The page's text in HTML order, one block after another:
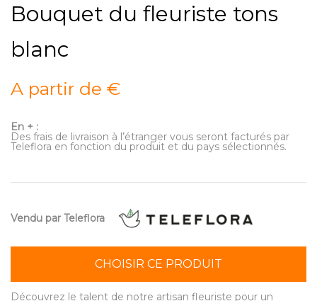
Bouquet du fleuriste tons
blanc
A partir de €
En + :
Des frais de livraison à l’étranger vous seront facturés par
Teleflora en fonction du produit et du pays sélectionnés.
Vendu par Teleflora
CHOISIR CE PRODUIT
Découvrez le talent de notre artisan fleuriste pour un